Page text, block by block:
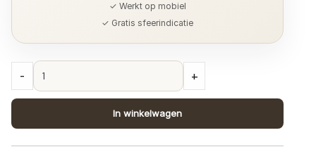
✓ Werkt op mobiel
✓ Gratis sfeerindicatie
Groen
- +
In winkelwagen